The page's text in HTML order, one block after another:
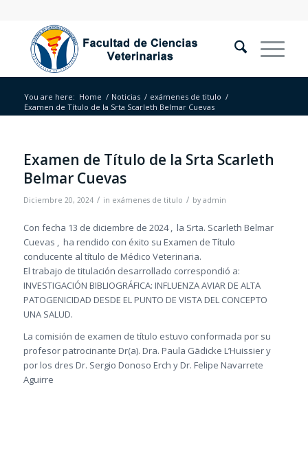
You are here: Home / Noticias / exámenes de titulo /
Examen de Título de la Srta Scarleth Belmar Cuevas
Examen de Título de la Srta Scarleth
Belmar Cuevas
Diciembre 20, 2024 / in exámenes de titulo / by admin
Con fecha 13 de diciembre de 2024 , la Srta. Scarleth Belmar
Cuevas , ha rendido con éxito su Examen de Título
conducente al título de Médico Veterinaria.
El trabajo de titulación desarrollado correspondió a:
INVESTIGACIÓN BIBLIOGRÁFICA: INFLUENZA AVIAR DE ALTA
PATOGENICIDAD DESDE EL PUNTO DE VISTA DEL CONCEPTO
UNA SALUD.
La comisión de examen de título estuvo conformada por su
profesor patrocinante Dr(a). Dra. Paula Gädicke L’Huissier y
por los dres Dr. Sergio Donoso Erch y Dr. Felipe Navarrete
Aguirre